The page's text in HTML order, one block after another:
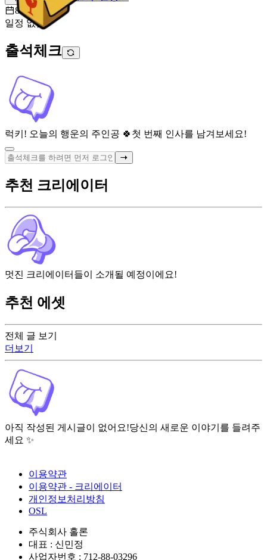
8월 7일 [금]
일정 없음
출석체크
럭키! 오늘의 행운의 주인공 🍀 첫 번째 인사를 남겨보세요!
전체 글 보기
더보기
아직 작성된 게시글이 없어요!당신의 새로운 이야기를 들려주
세요 ✨
추천 크리에이터
멋진 크리에이터들이 소개될 예정이에요!
추천 에셋
이용약관
이용약관 - 크리에이터
개인정보처리방침
OSL
주식회사 홀론
대표 : 신민정
사업자번호 : 712-88-03296